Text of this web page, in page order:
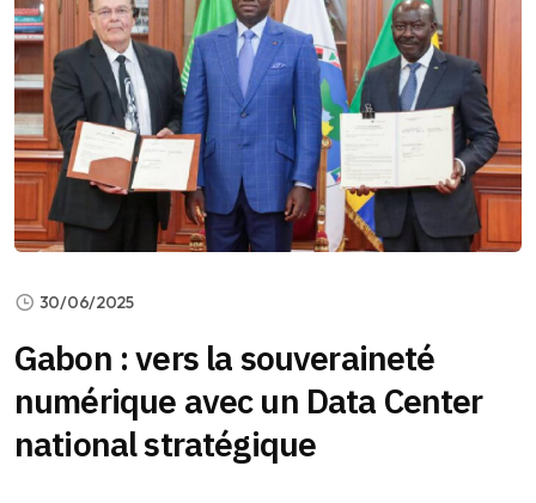
30/06/2025
Gabon : vers la souveraineté
numérique avec un Data Center
national stratégique